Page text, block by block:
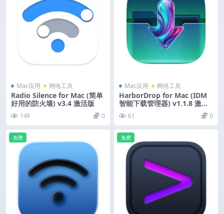
Mac应用 网络工具
Radio Silence for Mac (简单
好用的防火墙) v3.4 激活版
149 0
Mac应用 网络工具
HarborDrop for Mac (IDM
智能下载管理器) v1.1.8 激活
版 61 0
免费 免费